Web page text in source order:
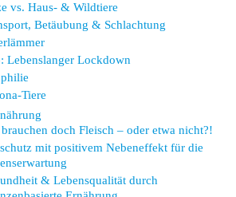
vs. Haus- & Wildtiere
Betäubung & Schlachtung
Lebenslanger Lockdown
Tiere
doch Fleisch – oder etwa nicht?!
mit positivem Nebeneffekt für die
& Lebensqualität durch